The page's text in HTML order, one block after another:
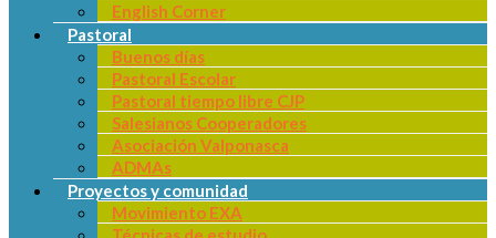
English Corner
Pastoral
Buenos días
Pastoral Escolar
Pastoral tiempo libre CJP
Salesianos Cooperadores
Asociación Valponasca
ADMAs
Proyectos y comunidad
Movimiento EXA